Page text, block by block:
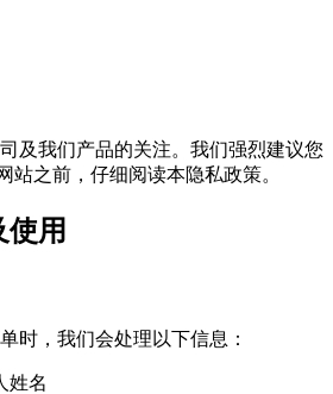
及我们产品的关注。我们强烈建议您
站之前，仔细阅读本隐私政策。
使用
时，我们会处理以下信息：
姓名